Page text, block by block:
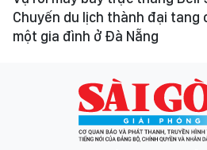
Chuyến du lịch thành đại tang
một gia đình ở Đà Nẵng